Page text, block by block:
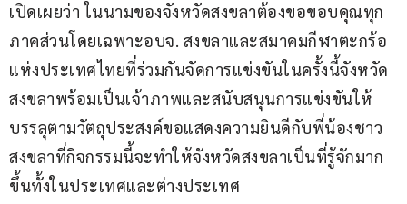
เปิดเผยว่า ในนามของจังหวัดสงขลาต้องขอขอบคุณทุก
ภาคส่วนโดยเฉพาะอบจ. สงขลาและสมาคมกีฬาตะกร้อ
แห่งประเทศไทยที่ร่วมกันจัดการแข่งขันในครั้งนี้จังหวัด
สงขลาพร้อมเป็นเจ้าภาพและสนับสนุนการแข่งขันให้
บรรลุตามวัตถุประสงค์ขอแสดงความยินดีกับพี่น้องชาว
สงขลาที่กิจกรรมนี้จะทำให้จังหวัดสงขลาเป็นที่รู้จักมาก
ขึ้นทั้งในประเทศและต่างประเทศ